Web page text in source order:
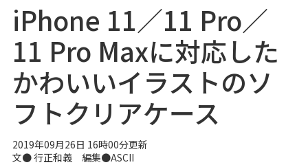
iPhone 11／11 Pro／
11 Pro Maxに対応した
かわいいイラストのソ
フトクリアケース
2019年09月26日 16時00分更新
文● 行正和義 編集●ASCII